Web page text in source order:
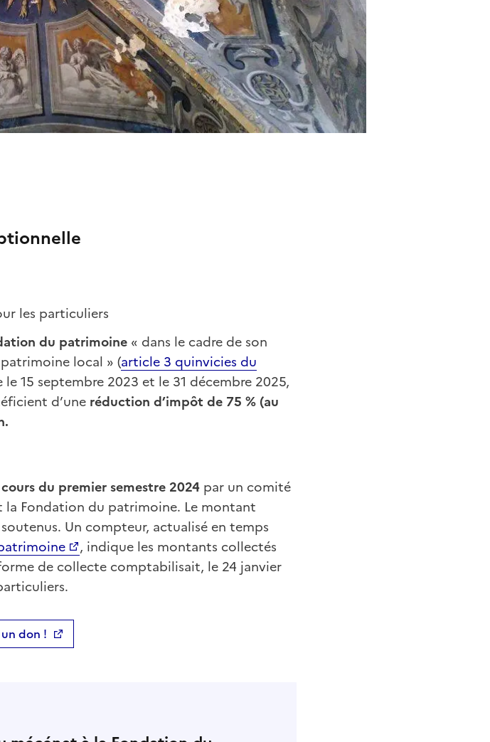
les particuliers
du patrimoine « dans le cadre de son
local » (article 3 quinvicies du
le 15 septembre 2023 et le 31 décembre 2025,
d’une réduction d’impôt de 75 % (au
du premier semestre 2024 par un comité
Fondation du patrimoine. Le montant
Un compteur, actualisé en temps
, indique les montants collectés
de collecte comptabilisait, le 24 janvier
un don !